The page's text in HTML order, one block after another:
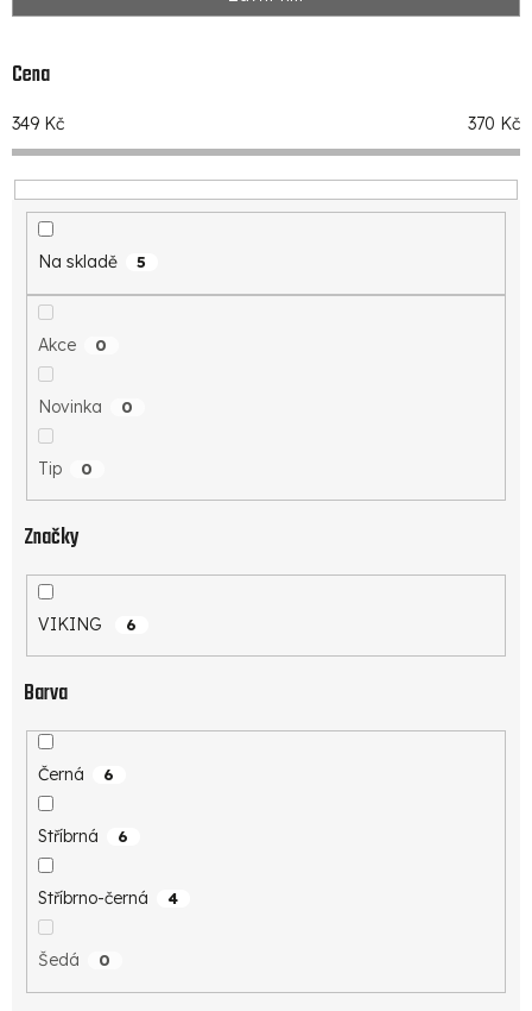
p
r
o
d
Cena
349 Kč 370 Kč
Na skladě 5
Akce 0
Novinka 0
Tip 0
Značky
VIKING 6
Barva
Černá 6
Stříbrná 6
Stříbrno-černá 4
Šedá 0